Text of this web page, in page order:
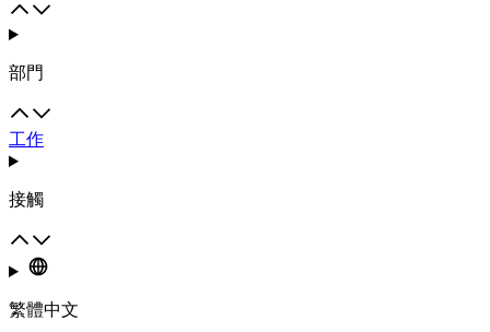
部門
工作
接觸
繁體中文